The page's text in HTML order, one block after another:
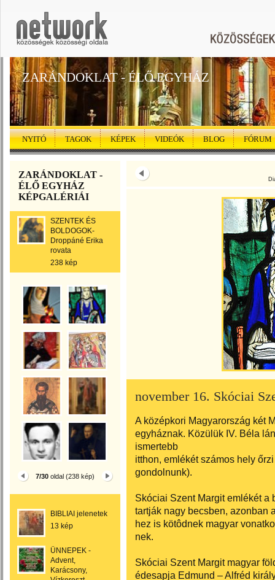
ZARÁNDOKLAT - ÉLŐ EGYHÁZ
NYITÓ TAGOK KÉPEK VIDEÓK BLOG FÓRUM
ZARÁNDOKLAT -
ÉLŐ EGYHÁZ
KÉPGALÉRIÁI
SZENTEK ÉS
BOLDOGOK-
Droppáné Erika
rovata
238 kép
7/30 oldal (238 kép)
BIBLIAI jelenetek
13 kép
ÜNNEPEK -
Advent,
Karácsony,
november 16. Skóciai
A középkori Magyarország két
egyháznak. Közülük IV. Béla
ismertebb
itthon, emlékét számos hely
gondolnunk).
Skóciai Szent Margit emlékét a
tartják nagy becsben, azonban
hez is kötôdnek magyar
nek.
Skóciai Szent Margit magyar
édesapja Edmund – Alfréd